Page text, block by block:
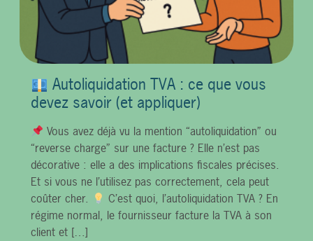
Autoliquidation TVA : ce que vous
devez savoir (et appliquer)
Vous avez déjà vu la mention “autoliquidation” ou
“reverse charge” sur une facture ? Elle n’est pas
décorative : elle a des implications fiscales précises.
Et si vous ne l’utilisez pas correctement, cela peut
coûter cher.
C’est quoi, l’autoliquidation TVA ? En
régime normal, le fournisseur facture la TVA à son
client et […]